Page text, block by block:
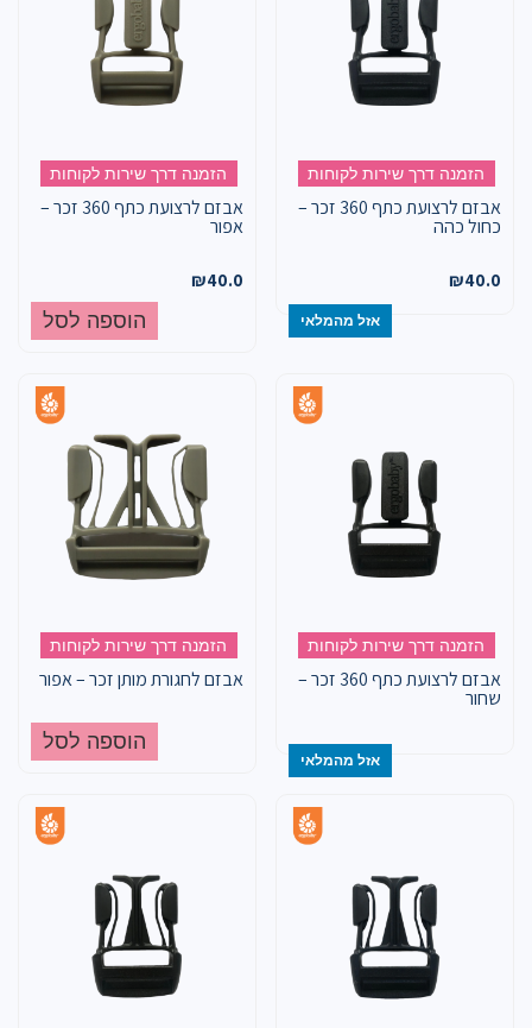
הזמנה דרך שירות לקוחות
אבזם לרצועת כתף 360 זכר –
כחול כהה
₪40.0
אזל מהמלאי
הזמנה דרך שירות לקוחות
אבזם לרצועת כתף 360 זכר –
אפור
₪40.0
הוספה לסל
הזמנה דרך שירות לקוחות
אבזם לרצועת כתף 360 זכר –
שחור
אזל מהמלאי
הזמנה דרך שירות לקוחות
אבזם לחגורת מותן זכר – אפור
הוספה לסל